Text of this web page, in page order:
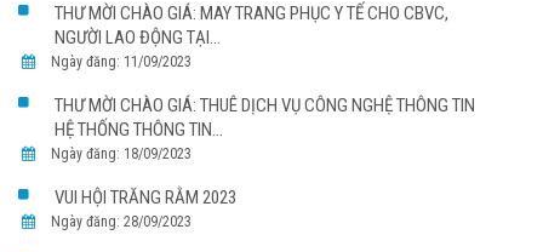
THƯ MỜI CHÀO GIÁ: MAY TRANG PHỤC Y TẾ CHO CBVC,
NGƯỜI LAO ĐỘNG TẠI...
Ngày đăng: 11/09/2023
THƯ MỜI CHÀO GIÁ: THUÊ DỊCH VỤ CÔNG NGHỆ THÔNG TIN
HỆ THỐNG THÔNG TIN...
Ngày đăng: 18/09/2023
VUI HỘI TRĂNG RẰM 2023
Ngày đăng: 28/09/2023